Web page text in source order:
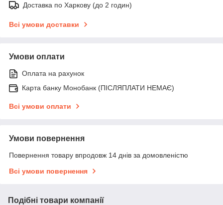
Доставка по Харкову (до 2 годин)
Всі умови доставки
Умови оплати
Оплата на рахунок
Карта банку Монобанк (ПІСЛЯПЛАТИ НЕМАЄ)
Всі умови оплати
Умови повернення
Повернення товару впродовж 14 днів за домовленістю
Всі умови повернення
Подібні товари компанії